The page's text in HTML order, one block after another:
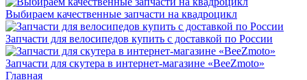
Выбираем качественные запчасти на квадроцикл
Запчасти для велосипедов купить с доставкой по России
Запчасти для скутера в интернет-магазине «BeeZmoto»
Главная